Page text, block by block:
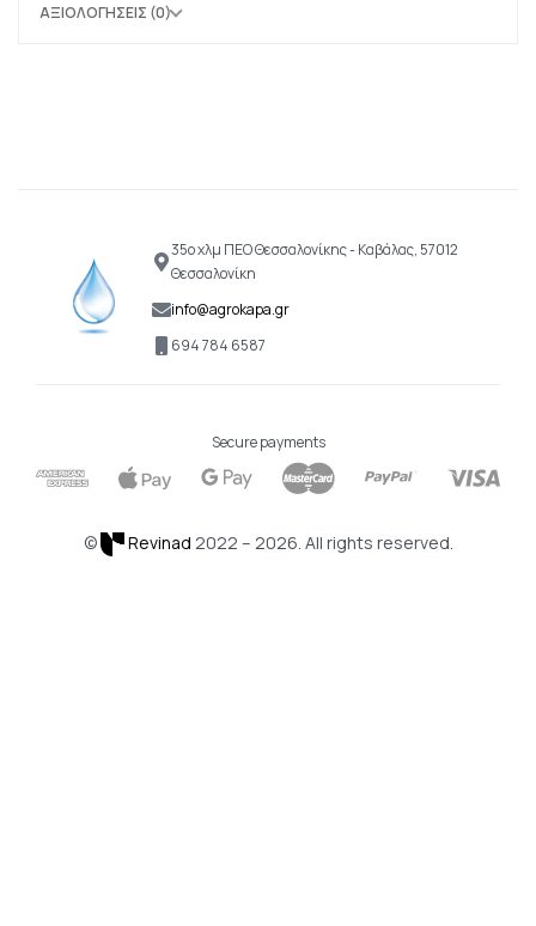
ΑΞΙΟΛΟΓΉΣΕΙΣ (0)
35ο χλμ ΠΕΟ Θεσσαλονίκης - Καβάλας, 57012
Θεσσαλονίκη
info@agrokapa.gr
694 784 6587
© Revinad 2022 – 2026. All rights reserved.
Secure payments